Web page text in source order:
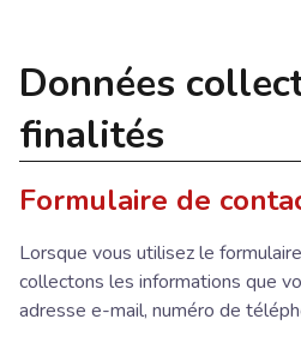
Données
finalités
Formulaire de
Lorsque vous utilisez le
collectons les informations que
adresse e-mail, numéro de